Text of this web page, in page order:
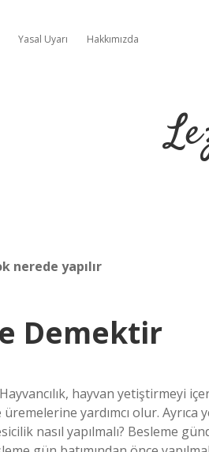
Yasal Uyarı Hakkımızda
nerede yapılır
Demektir
hayvan yetiştirmeyi
yardımcı olur.
nasıl yapılmalı? Besleme